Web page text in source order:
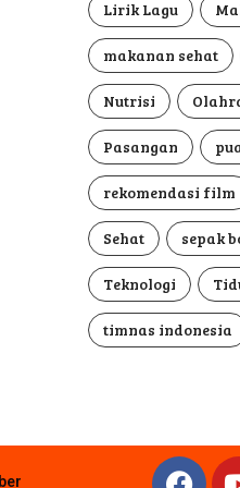
Lirik Lagu
makanan sehat
Nutrisi
Pasangan
rekomendasi film
Sehat sepak
Teknologi
timnas indonesia